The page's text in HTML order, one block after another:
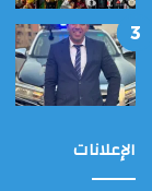
الإعلانات